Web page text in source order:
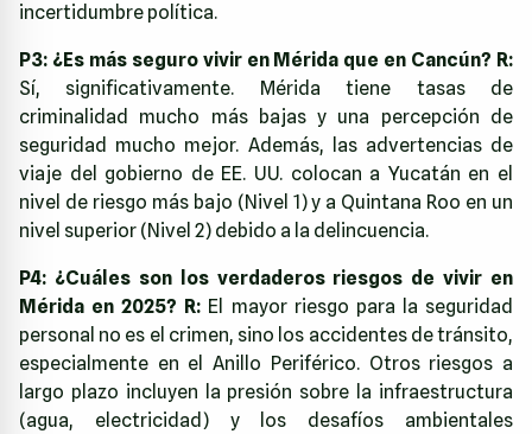
incertidumbre política.
P3: ¿Es más seguro vivir en Mérida que en Cancún? R:
Sí, significativamente. Mérida tiene tasas de
criminalidad mucho más bajas y una percepción de
seguridad mucho mejor. Además, las advertencias de
viaje del gobierno de EE. UU. colocan a Yucatán en el
nivel de riesgo más bajo (Nivel 1) y a Quintana Roo en un
nivel superior (Nivel 2) debido a la delincuencia.
P4: ¿Cuáles son los verdaderos riesgos de vivir en
Mérida en 2025? R: El mayor riesgo para la seguridad
personal no es el crimen, sino los accidentes de tránsito,
especialmente en el Anillo Periférico. Otros riesgos a
largo plazo incluyen la presión sobre la infraestructura
(agua, electricidad) y los desafíos ambientales